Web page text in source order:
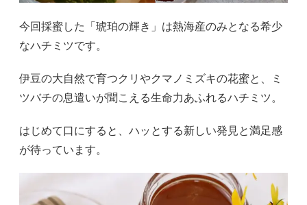
今回採蜜した「琥珀の輝き」は熱海産のみとなる希少
なハチミツです。
伊豆の大自然で育つクリやクマノミズキの花蜜と、ミ
ツバチの息遣いが聞こえる生命力あふれるハチミツ。
はじめて口にすると、ハッとする新しい発見と満足感
が待っています。